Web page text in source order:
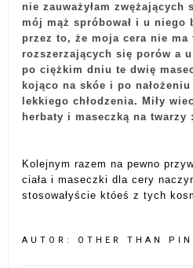
nie zauważyłam
mój mąż spróbował i u niego
przez to, że moja cera nie ma
rozszerzających się porów a
po ciężkim dniu te dwię
kojąco na skóe i po
lekkiego chłodzenia. Miły
herbaty i maseczką na twarzy
Kolejnym razem na pewno
ciała i maseczki dla cery
stosowałyście któeś z tych
AUTOR: OTHER THAN